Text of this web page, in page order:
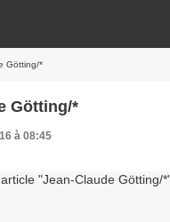
Götting/*
Götting/*
à 08:45